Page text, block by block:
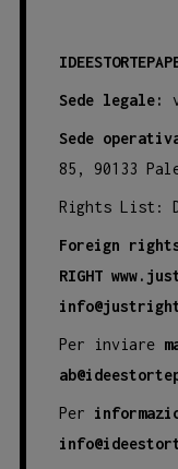
Sede legale:
Sede
85, 90133
Rights List:
Foreign
RIGHT
Per inviare
Per